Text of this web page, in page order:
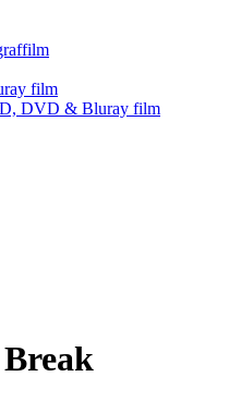
film
DVD & Bluray film